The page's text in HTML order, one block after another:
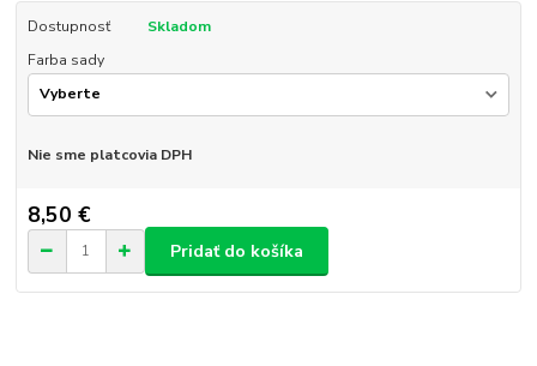
Dostupnosť
Skladom
Farba sady
Nie sme platcovia DPH
8,50 €
Pridať do košíka